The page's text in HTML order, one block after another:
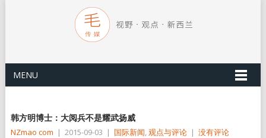
MENU
韩方明博士：大阅兵不是耀武扬威
NZmao com | 2015-09-03 | 国际新闻,观点与评论 | 没有评论